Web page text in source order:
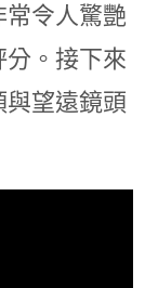
令人驚艷
分。接下來
望遠鏡頭